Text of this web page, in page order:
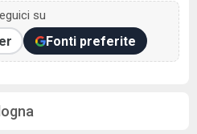
su
Fonti preferite